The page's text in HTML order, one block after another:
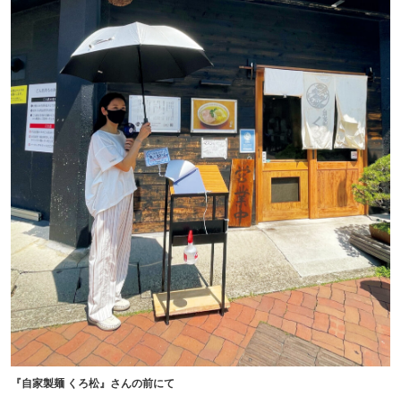
『自家製麺 くろ松』さんの前にて